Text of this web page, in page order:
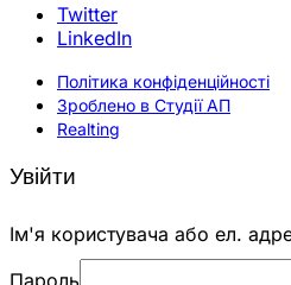
Twitter
LinkedIn
Політика конфіденційності
Зроблено в Студії АП
Realting
Увійти
Ім'я користувача або ел.